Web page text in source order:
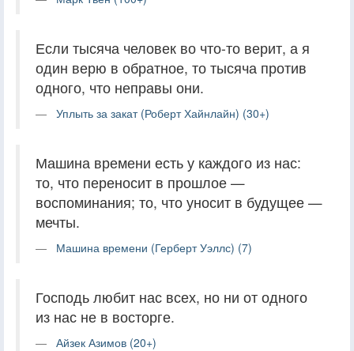
Если тысяча человек во что-то верит, а я
один верю в обратное, то тысяча против
одного, что неправы они.
Уплыть за закат (Роберт Хайнлайн) (30+)
Машина времени есть у каждого из нас:
то, что переносит в прошлое —
воспоминания; то, что уносит в будущее —
мечты.
Машина времени (Герберт Уэллс) (7)
Господь любит нас всех, но ни от одного
из нас не в восторге.
Айзек Азимов (20+)